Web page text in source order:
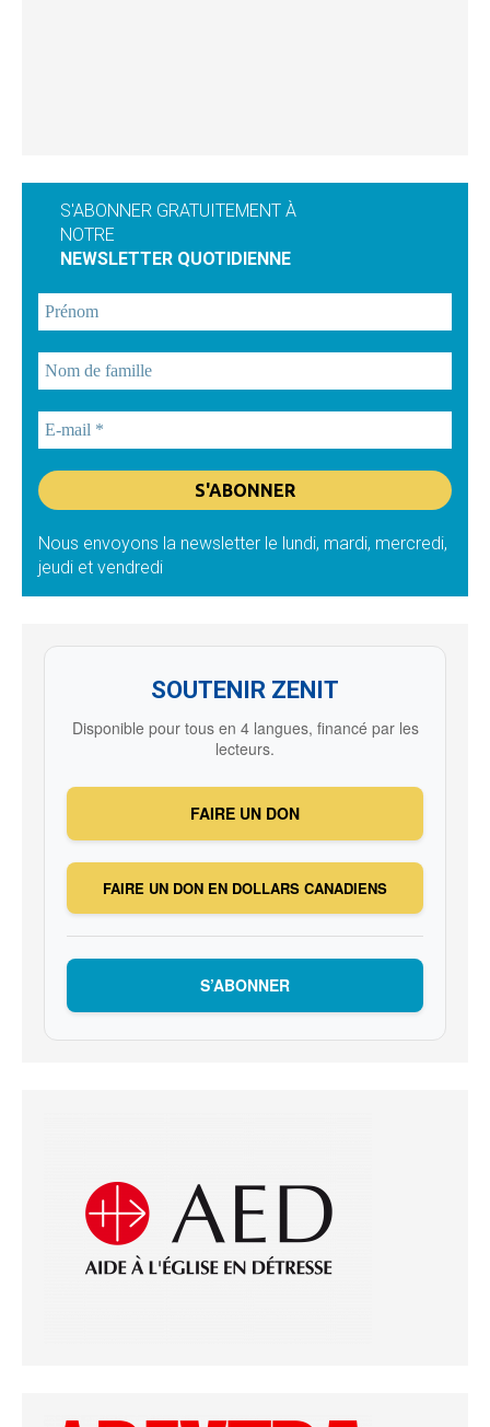
S'ABONNER GRATUITEMENT À
NOTRE
NEWSLETTER QUOTIDIENNE
Nous envoyons la newsletter le lundi, mardi, mercredi,
jeudi et vendredi
SOUTENIR ZENIT
Disponible pour tous en 4 langues, financé par les
lecteurs.
FAIRE UN DON
FAIRE UN DON EN DOLLARS CANADIENS
S’ABONNER